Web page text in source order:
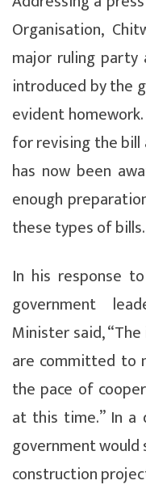
Organisation,
major ruling
introduced by the
evident
for revising the
has now been
enough
these types of bills.
In his response
government
Minister said,
are committed to
the pace of
at this time.” In a
government
construction